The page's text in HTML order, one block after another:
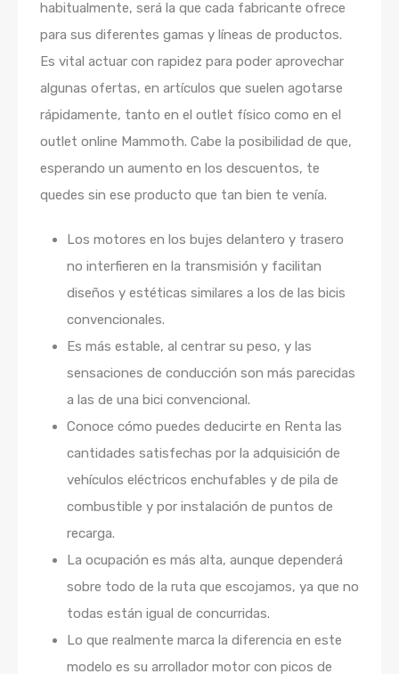
habitualmente, será la que cada fabricante ofrece
para sus diferentes gamas y líneas de productos.
Es vital actuar con rapidez para poder aprovechar
algunas ofertas, en artículos que suelen agotarse
rápidamente, tanto en el outlet físico como en el
outlet online Mammoth. Cabe la posibilidad de que,
esperando un aumento en los descuentos, te
quedes sin ese producto que tan bien te venía.
Los motores en los bujes delantero y trasero
no interfieren en la transmisión y facilitan
diseños y estéticas similares a los de las bicis
convencionales.
Es más estable, al centrar su peso, y las
sensaciones de conducción son más parecidas
a las de una bici convencional.
Conoce cómo puedes deducirte en Renta las
cantidades satisfechas por la adquisición de
vehículos eléctricos enchufables y de pila de
combustible y por instalación de puntos de
recarga.
La ocupación es más alta, aunque dependerá
sobre todo de la ruta que escojamos, ya que no
todas están igual de concurridas.
Lo que realmente marca la diferencia en este
modelo es su arrollador motor con picos de